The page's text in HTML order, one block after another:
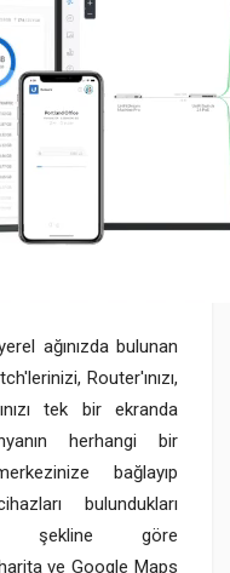
ağınızda bulunan
Router'ınızı,
tek bir ekranda
herhangi bir
bağlayıp
bulundukları
şekline göre
ve Google Maps